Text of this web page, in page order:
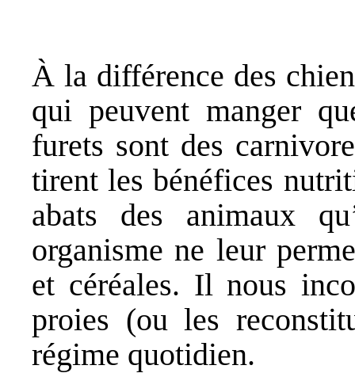
À la différence des
qui peuvent manger
furets sont des
tirent les bénéfices
abats des animaux
organisme ne leur
et céréales. Il nous
proies (ou les
régime quotidien.